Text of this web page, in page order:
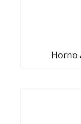
Horno